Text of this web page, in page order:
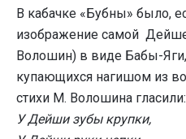
В кабачке «Бубны» было,
изображение самой
Волошин) в виде Бабы-
купающихся нагишом из
стихи М. Волошина гласили:
У Дейши зубы крупки,